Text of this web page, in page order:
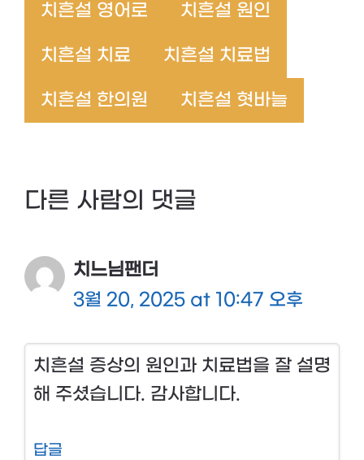
치흔설 영어로 치흔설 원인
치흔설 치료 치흔설 치료법
치흔설 한의원 치흔설 혓바늘
다른 사람의 댓글
치느님팬더
3월 20, 2025 at 10:47 오후
치흔설 증상의 원인과 치료법을 잘 설명
해 주셨습니다. 감사합니다.
답글